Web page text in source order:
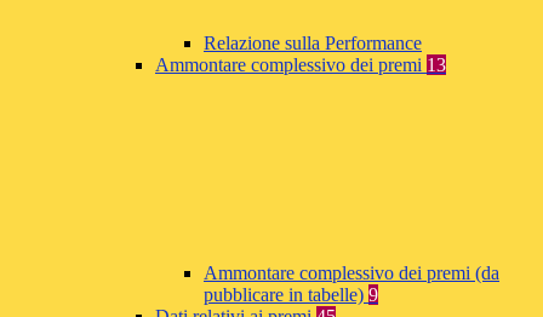
Relazione sulla Performance
Ammontare complessivo dei premi 13
Ammontare complessivo dei premi (da
pubblicare in tabelle) 9